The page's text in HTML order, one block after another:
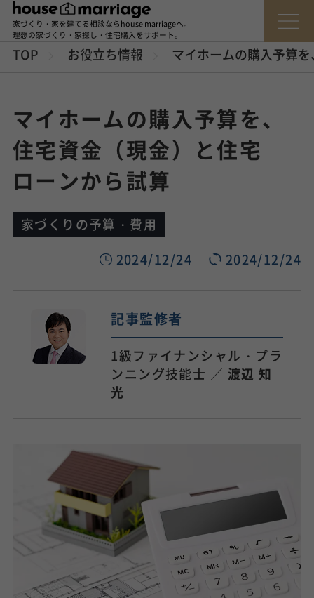
家づくり・家を建てる相談ならhouse marriageへ。
理想の家づくり・家探し・住宅購入をサポート。
TOP お役立ち情報 マイホームの購入予算
マイホームの購入予算を、
住宅資金（現金）と住宅
ローンから試算
家づくりの予算・費用
2024/12/24
2024/12/24
記事監修者
1級ファイナンシャル・プラ
ンニング技能士 ／ 渡辺 知
光